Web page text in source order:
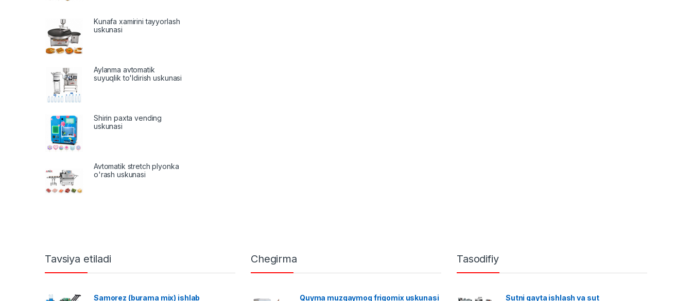
Kunafa xamirini tayyorlash
uskunasi
Aylanma avtomatik
suyuqlik to'ldirish uskunasi
Shirin paxta vending
uskunasi
Avtomatik stretch plyonka
o'rash uskunasi
Tavsiya etiladi
Samorez (burama mix) ishlab
Chegirma
Quyma muzqaymoq frigomix uskunasi
Tasodifiy
Sutni qayta ishlash va sut